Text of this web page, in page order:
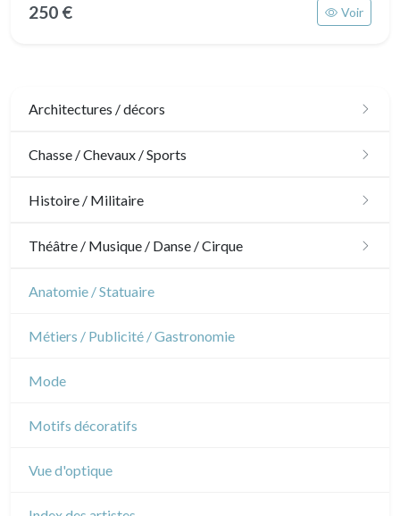
250 € Voir
Architectures / décors
Architecture
Chasse / Chevaux / Sports
Chasse
Histoire / Militaire
Militaire
Théâtre / Musique / Danse / Cirque
Théâtre
Anatomie / Statuaire
Métiers / Publicité / Gastronomie
Mode
Motifs décoratifs
Vue d'optique